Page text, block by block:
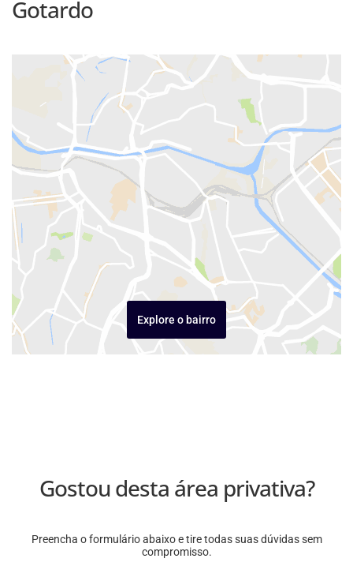
Gotardo
Explore o bairro
Gostou desta área privativa?
Preencha o formulário abaixo e tire todas suas dúvidas sem
compromisso.